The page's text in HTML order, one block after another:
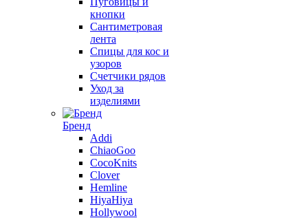
кнопки
Сантиметровая
лента
Спицы для кос и
узоров
Счетчики рядов
Уход за
изделиями
Бренд
Addi
ChiaoGoo
CocoKnits
Clover
Hemline
HiyaHiya
Hollywool